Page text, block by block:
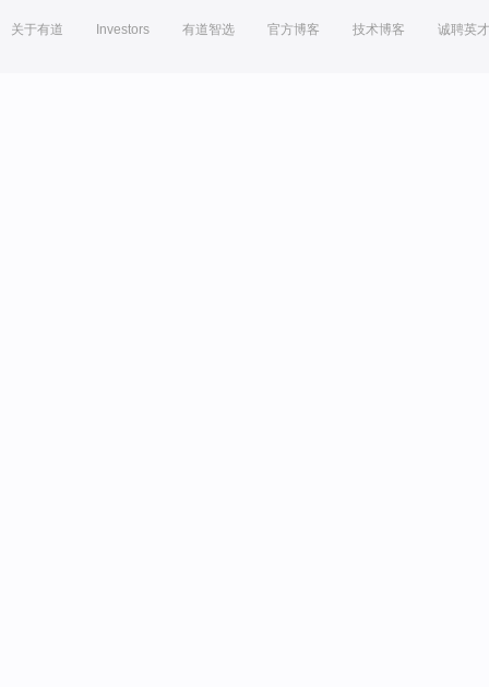
关于有道 Investors 有道智选 官方博客 技术博客 诚聘英才